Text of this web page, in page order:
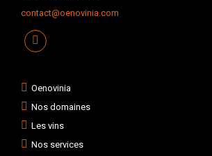
contact@oenovinia.com
Oenovinia
Nos domaines
Les vins
Nos services